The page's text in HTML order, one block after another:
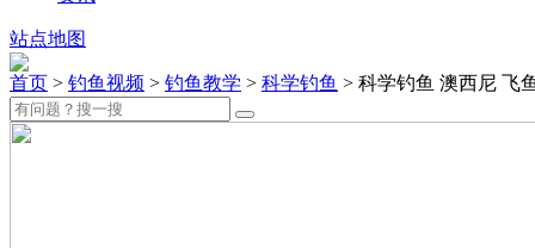
站点地图
首页 > 钓鱼视频 > 钓鱼教学 > 科学钓鱼 > 科学钓鱼 澳西尼 飞